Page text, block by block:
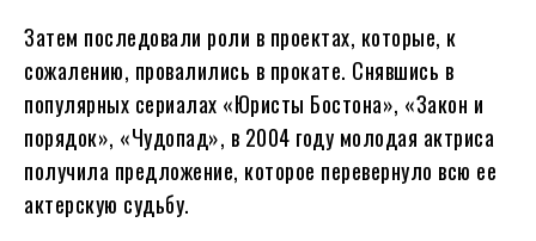
Затем последовали роли в проектах, которые, к
сожалению, провалились в прокате. Снявшись в
популярных сериалах «Юристы Бостона», «Закон и
порядок», «Чудопад», в 2004 году молодая актриса
получила предложение, которое перевернуло всю ее
актерскую судьбу.